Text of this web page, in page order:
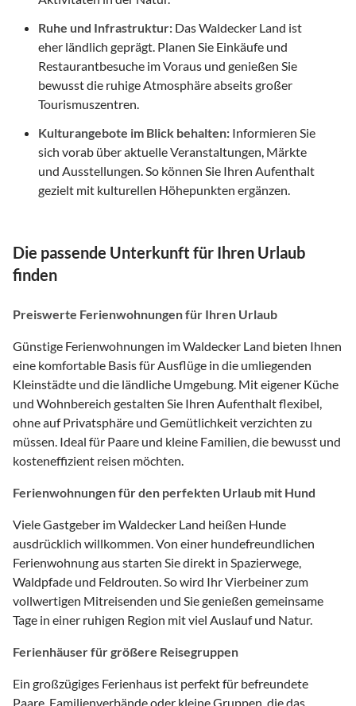
Ruhe und Infrastruktur: Das Waldecker Land ist
eher ländlich geprägt. Planen Sie Einkäufe und
Restaurantbesuche im Voraus und genießen Sie
bewusst die ruhige Atmosphäre abseits großer
Tourismuszentren.
Kulturangebote im Blick behalten: Informieren Sie
sich vorab über aktuelle Veranstaltungen, Märkte
und Ausstellungen. So können Sie Ihren Aufenthalt
gezielt mit kulturellen Höhepunkten ergänzen.
Die passende Unterkunft für Ihren Urlaub
finden
Preiswerte Ferienwohnungen für Ihren Urlaub
Günstige Ferienwohnungen im Waldecker Land bieten Ihnen
eine komfortable Basis für Ausflüge in die umliegenden
Kleinstädte und die ländliche Umgebung. Mit eigener Küche
und Wohnbereich gestalten Sie Ihren Aufenthalt flexibel,
ohne auf Privatsphäre und Gemütlichkeit verzichten zu
müssen. Ideal für Paare und kleine Familien, die bewusst und
kosteneffizient reisen möchten.
Ferienwohnungen für den perfekten Urlaub mit Hund
Viele Gastgeber im Waldecker Land heißen Hunde
ausdrücklich willkommen. Von einer hundefreundlichen
Ferienwohnung aus starten Sie direkt in Spazierwege,
Waldpfade und Feldrouten. So wird Ihr Vierbeiner zum
vollwertigen Mitreisenden und Sie genießen gemeinsame
Tage in einer ruhigen Region mit viel Auslauf und Natur.
Ferienhäuser für größere Reisegruppen
Ein großzügiges Ferienhaus ist perfekt für befreundete
Paare, Familienverbände oder kleine Gruppen, die das